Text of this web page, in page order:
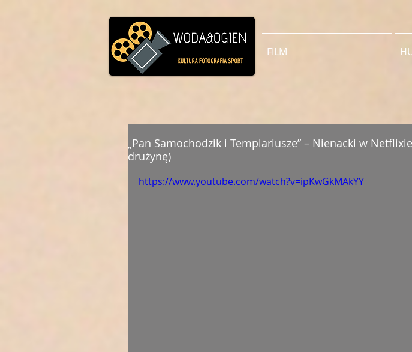
FILM
„Pan Samochodzik i Templariusze” – Nienacki w
drużynę)
https://www.youtube.com/watch?v=ipKwGkMAkYY